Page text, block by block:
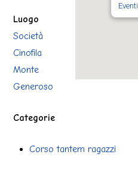
Eventi
Luogo
Società
Cinofila
Monte
Generoso
Categorie
Corso tantem ragazzi